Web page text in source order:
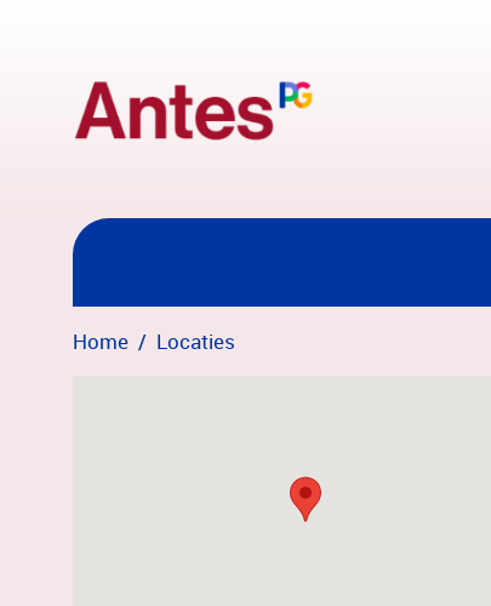
Home Locaties